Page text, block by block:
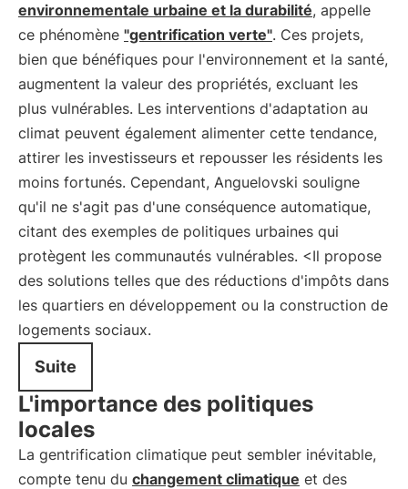
environnementale urbaine et la durabilité, appelle
ce phénomène "gentrification verte". Ces projets,
bien que bénéfiques pour l'environnement et la santé,
augmentent la valeur des propriétés, excluant les
plus vulnérables. Les interventions d'adaptation au
climat peuvent également alimenter cette tendance,
attirer les investisseurs et repousser les résidents les
moins fortunés. Cependant, Anguelovski souligne
qu'il ne s'agit pas d'une conséquence automatique,
citant des exemples de politiques urbaines qui
protègent les communautés vulnérables. <Il propose
des solutions telles que des réductions d'impôts dans
les quartiers en développement ou la construction de
logements sociaux.
Suite
L'importance des politiques
locales
La gentrification climatique peut sembler inévitable,
compte tenu du changement climatique et des